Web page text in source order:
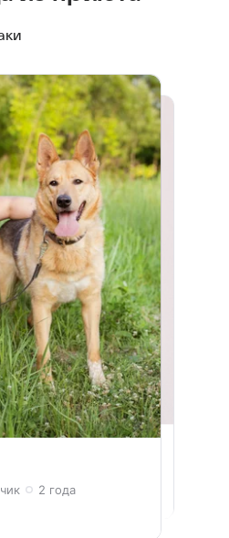
2 года
Девочка 2 года
Мальчик 2 месяца
Девочка 2 года
Девочка 1 год
Мальчик 4 года
Мальчик 3 года